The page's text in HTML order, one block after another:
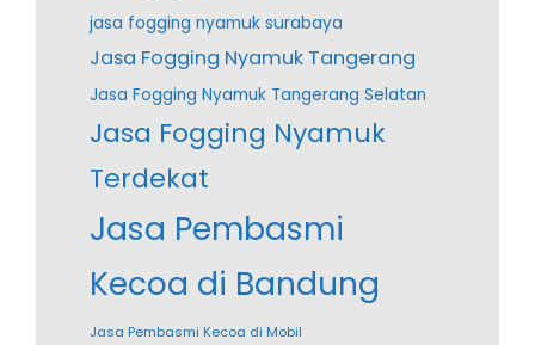
jasa fogging nyamuk surabaya
Jasa Fogging Nyamuk Tangerang
Jasa Fogging Nyamuk Tangerang Selatan
Jasa Fogging Nyamuk
Terdekat
Jasa Pembasmi
Kecoa di Bandung
Jasa Pembasmi Kecoa di Mobil